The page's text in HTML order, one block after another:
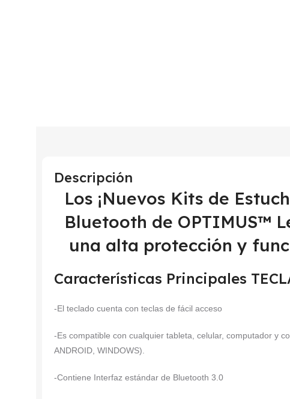
Descripción
Los ¡Nuevos Kits de
Bluetooth de OPTIMUS™
una alta protección y
Características Principales
-El teclado cuenta con teclas de fácil acceso
-Es compatible con cualquier tableta, celular, computador y
ANDROID, WINDOWS).
-Contiene Interfaz estándar de Bluetooth 3.0